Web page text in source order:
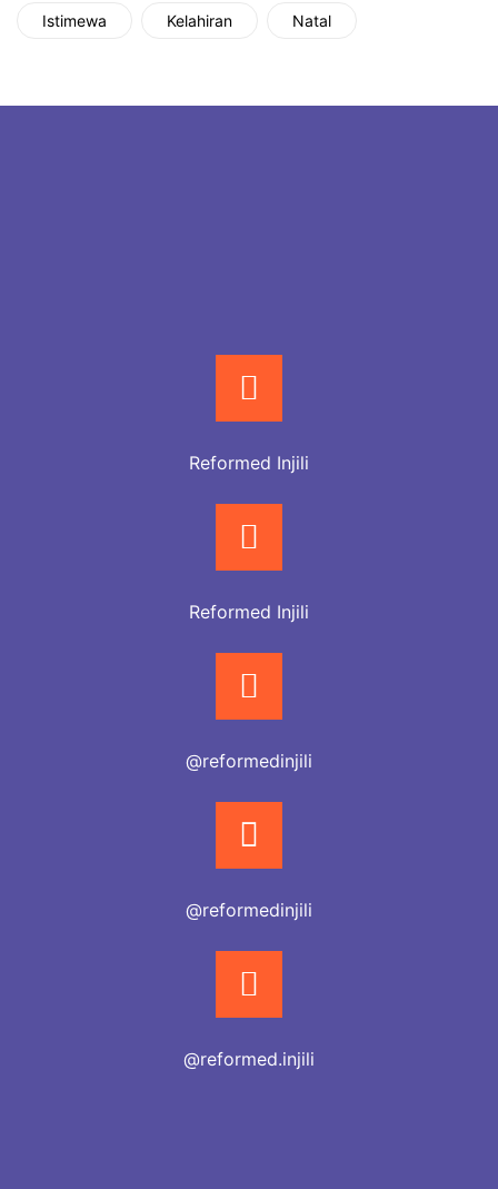
Istimewa Kelahiran Natal
Reformed Injili
Reformed Injili
@reformedinjili
@reformedinjili
@reformed.injili